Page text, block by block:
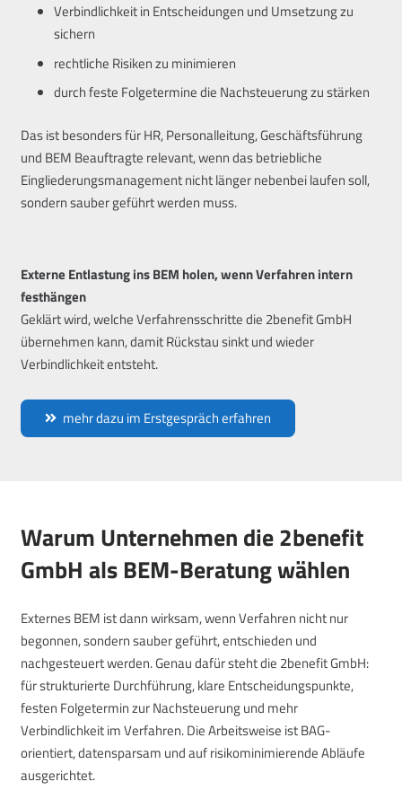
Verbindlichkeit in Entscheidungen und Umsetzung zu
sichern
rechtliche Risiken zu minimieren
durch feste Folgetermine die Nachsteuerung zu stärken
Das ist besonders für HR, Personalleitung, Geschäftsführung
und BEM Beauftragte relevant, wenn das betriebliche
Eingliederungsmanagement nicht länger nebenbei laufen soll,
sondern sauber geführt werden muss.
Externe Entlastung ins BEM holen, wenn Verfahren intern
festhängen
Geklärt wird, welche Verfahrensschritte die 2benefit GmbH
übernehmen kann, damit Rückstau sinkt und wieder
Verbindlichkeit entsteht.
mehr dazu im Erstgespräch erfahren
Warum Unternehmen die 2benefit
GmbH als BEM-Beratung wählen
Externes BEM ist dann wirksam, wenn Verfahren nicht nur
begonnen, sondern sauber geführt, entschieden und
nachgesteuert werden. Genau dafür steht die 2benefit GmbH:
für strukturierte Durchführung, klare Entscheidungspunkte,
festen Folgetermin zur Nachsteuerung und mehr
Verbindlichkeit im Verfahren. Die Arbeitsweise ist BAG-
orientiert, datensparsam und auf risikominimierende Abläufe
ausgerichtet.